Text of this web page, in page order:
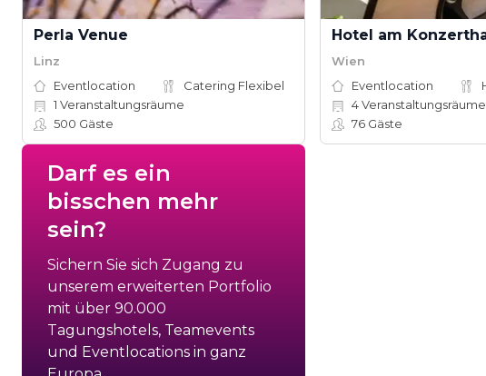
Perla Venue
Linz
Eventlocation
Catering Flexibel
1 Veranstaltungsräume
500 Gäste
Wien
Eventlocation
4Veranstaltungsräume
76 Gäste
Darf es ein
bisschen mehr
sein?
Sichern Sie sich Zugang zu
unserem erweiterten Portfolio
mit über 90.000
Tagungshotels, Teamevents
und Eventlocations in ganz